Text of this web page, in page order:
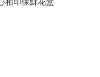
相印保鮮花盒